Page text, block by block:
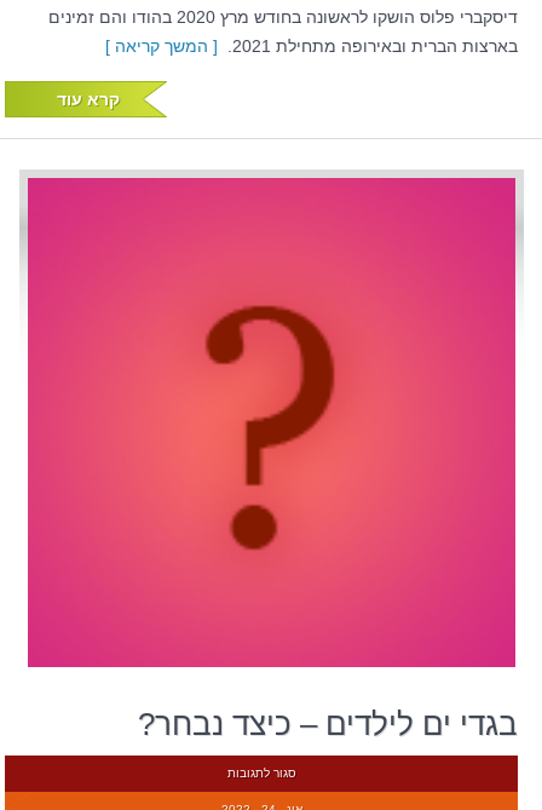
דיסקברי פלוס הושקו לראשונה בחודש מרץ 2020 בהודו והם זמינים
בארצות הברית ובאירופה מתחילת 2021.
[ המשך קריאה ]
קרא עוד
בגדי ים לילדים – כיצד נבחר?
סגור לתגובות